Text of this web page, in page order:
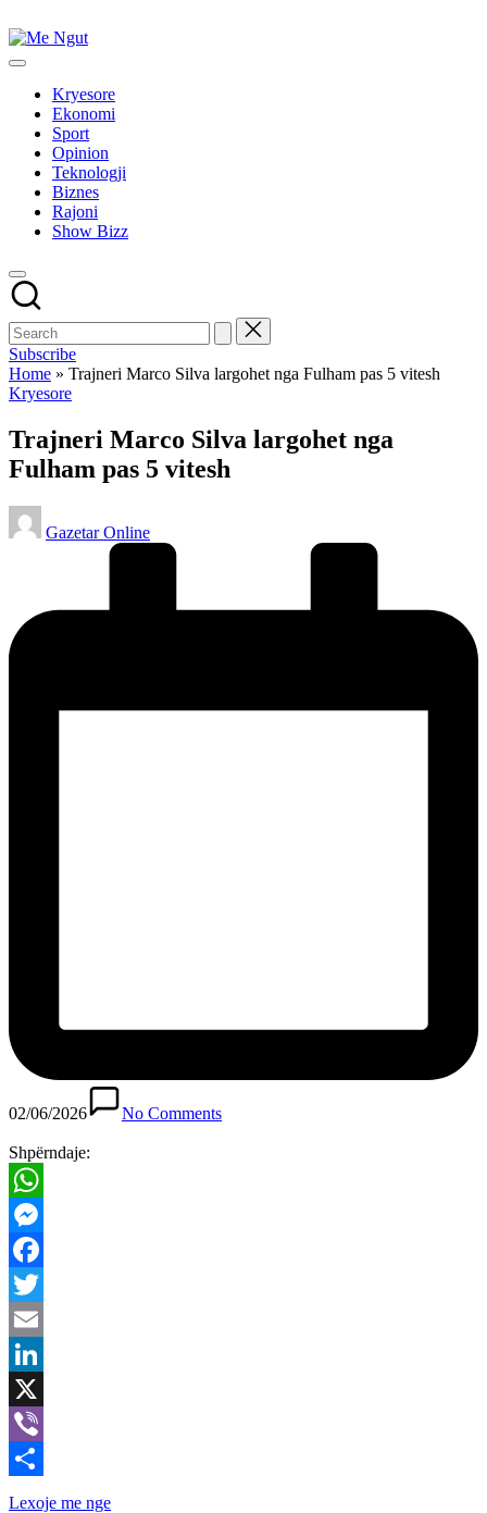
to
content
Me
Këtu
lajmet
ngut
Kryesore
Ekonomi
Sport
Opinion
Teknologji
Biznes
Rajoni
Show Bizz
Subscribe
Home » Trajneri Marco Silva largohet nga Fulham pas 5 vitesh
Posted
Kryesore
Trajneri Marco Silva largohet nga
Fulham pas 5 vitesh
Posted
by
Gazetar Online
02/06/2026 No Comments
Shpërndaje:
WhatsApp
Messenger
Facebook
Twitter
Email
LinkedIn
X
Viber
Share
Lexoje me nge